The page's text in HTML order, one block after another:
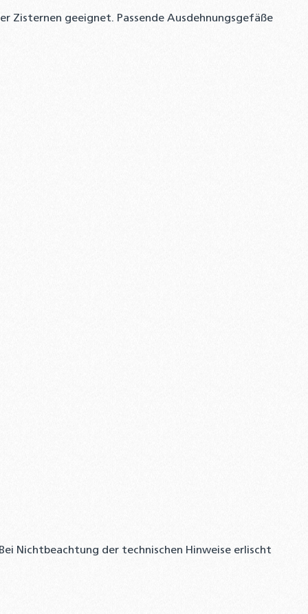
Zisternen geeignet. Passende Ausdehnungsgefäße
Nichtbeachtung der technischen Hinweise erlischt